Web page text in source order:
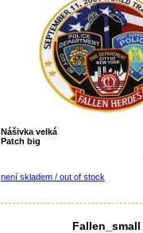
Nášivka velká
Patch big
není skladem / out of stock
Fallen_small